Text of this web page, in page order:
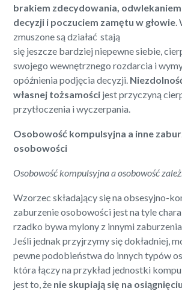
brakiem zdecydowania,
decyzji i poczuciem zamętu w głowie.
zmuszone są działać stają
się jeszcze bardziej niepewne siebie,
swojego wewnętrznego rozdarcia i
opóźnienia podjęcia decyzji.
własnej tożsamości jest przyczyną
przytłoczenia i wyczerpania.
Osobowość kompulsyjna a inne
osobowości
Osobowość kompulsyjna a osobowość
Wzorzec składający się na obsesyjno-
zaburzenie osobowości jest na tyle
rzadko bywa mylony z innymi
Jeśli jednak przyjrzymy się dokładniej,
pewne podobieństwa do innych typów
która łączy na przykład jednostki
jest to, że nie skupiają się na